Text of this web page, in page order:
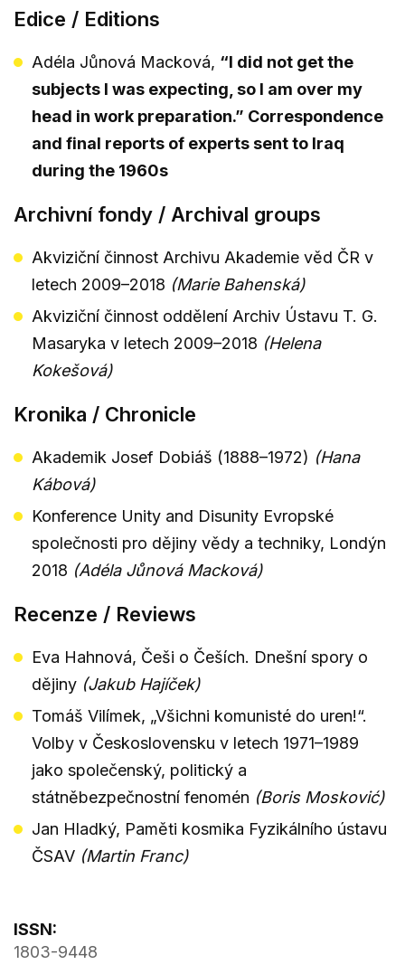
Edice / Editions
Adéla Jůnová Macková, “I did not get the
subjects I was expecting, so I am over my
head in work preparation.” Correspondence
and final reports of experts sent to Iraq
during the 1960s
Archivní fondy / Archival groups
Akviziční činnost Archivu Akademie věd ČR v
letech 2009–2018 (Marie Bahenská)
Akviziční činnost oddělení Archiv Ústavu T. G.
Masaryka v letech 2009–2018 (Helena
Kokešová)
Kronika / Chronicle
Akademik Josef Dobiáš (1888–1972) (Hana
Kábová)
Konference Unity and Disunity Evropské
společnosti pro dějiny vědy a techniky, Londýn
2018 (Adéla Jůnová Macková)
Recenze / Reviews
Eva Hahnová, Češi o Češích. Dnešní spory o
dějiny (Jakub Hajíček)
Tomáš Vilímek, „Všichni komunisté do uren!“.
Volby v Československu v letech 1971–1989
jako společenský, politický a
státněbezpečnostní fenomén (Boris Mosković)
Jan Hladký, Paměti kosmika Fyzikálního ústavu
ČSAV (Martin Franc)
ISSN:
1803-9448